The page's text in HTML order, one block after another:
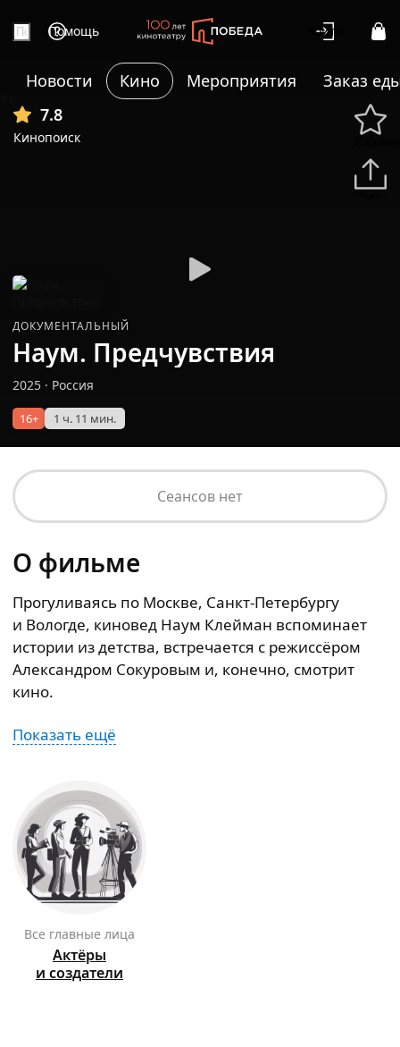
Помощь Войти
Новости Кино Мероприятия
Заказ
7.8
Кинопоиск
ДОКУМЕНТАЛЬНЫЙ
Наум. Предчувствия
2025 · Россия
16+ 1 ч. 11 мин.
Сеансов нет
О фильме
Прогуливаясь по Москве, Санкт‑Петербургу
и Вологде, киновед Наум Клейман вспоминает
истории из детства, встречается с режиссёром
Александром Сокуровым и, конечно, смотрит
кино.
Показать ещё
Все главные лица
Актёры
и создатели